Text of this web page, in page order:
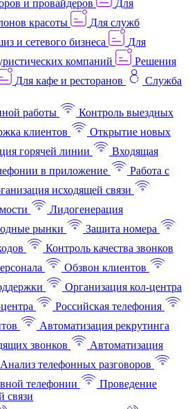
и провайдеров
Для
красоты
Для служб
и сетевого бизнеса
Для
компаний
Решения
Для кафе и ресторанов
Служба
работы
Контроль выездных
клиентов
Открытие новых
горячей линии
Входящая
в приложение
Работа с
исходящей связи
Лидогенерация
рынки
Защита номера
Контроль качества звонков
Обзвон клиентов
Организация кол-центра
Российская телефония
Автоматизация рекрутинга
звонков
Автоматизация
Анализ телефонных разговоров
телефонии
Проведение
связи